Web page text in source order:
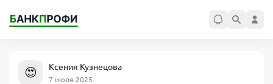
😍 Ксения Кузнецова
7 июля 2025